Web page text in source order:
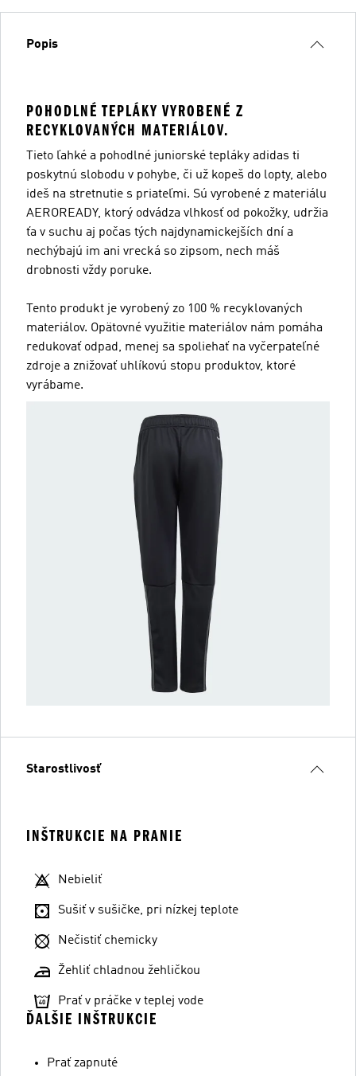
Popis
POHODLNÉ TEPLÁKY VYROBENÉ Z
RECYKLOVANÝCH MATERIÁLOV.
Tieto ľahké a pohodlné juniorské tepláky adidas ti
poskytnú slobodu v pohybe, či už kopeš do lopty, alebo
ideš na stretnutie s priateľmi. Sú vyrobené z materiálu
AEROREADY, ktorý odvádza vlhkosť od pokožky, udržia
ťa v suchu aj počas tých najdynamickejších dní a
nechýbajú im ani vrecká so zipsom, nech máš
drobnosti vždy poruke.
Tento produkt je vyrobený zo 100 % recyklovaných
materiálov. Opätovné využitie materiálov nám pomáha
redukovať odpad, menej sa spoliehať na vyčerpateľné
zdroje a znižovať uhlíkovú stopu produktov, ktoré
vyrábame.
Starostlivosť
INŠTRUKCIE NA PRANIE
Nebieliť
Sušiť v sušičke, pri nízkej teplote
Nečistiť chemicky
Žehliť chladnou žehličkou
Prať v práčke v teplej vode
ĎALŠIE INŠTRUKCIE
Prať zapnuté